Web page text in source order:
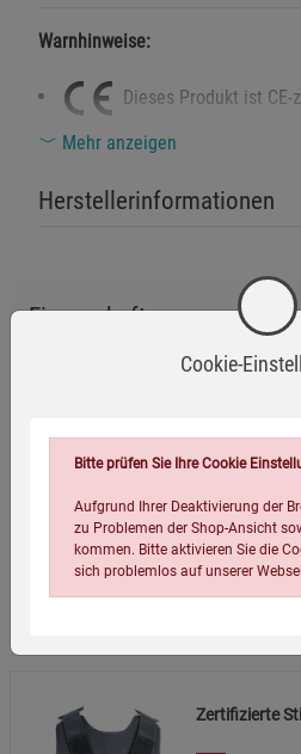
Warnhinweise:
Dieses Produkt ist
der Norm KDIW 2004 K3.
Hieb- oder Stoßwaffen.
regelmäßig auf Schäden
Die Weste ist nicht für
Die Weste darf nur gemäß
getragen und verwendet
Vermeiden Sie den Kontakt
außerhalb der vorgesehenen
Reinigung nur mit geeigneten
Zusätzliche Hinweise:
Mehr anzeigen
Herstellerinformationen
Eigenschaften
Zertifizierte
Cookie-
Bitte prüfen Sie Ihre Cookie
Aufgrund Ihrer Deaktivierung der
zu Problemen der Shop-Ansicht
kommen. Bitte aktivieren Sie die
sich problemlos auf unserer